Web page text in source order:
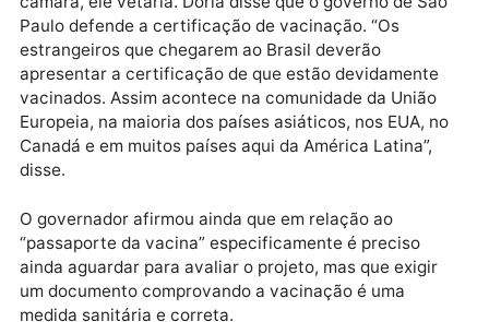
a partir desta quarta de pessoas com 56 e 57 anos,
próxima quinta (17) 54 e 55 anos, na sexta (18) é a
de 52 e 53 anos e, por fim, a partir da próxima
(21) e terça-feira (22), 50 e 51 anos.
Segundo Paula, o escalonamento é uma forma de
evitar filas, mas o plano estadual foi programado
que desejem se vacinar em todo o estado de SP a
partir de hoje.
Na última terça-feira (15), Bolsonaro disse que se o